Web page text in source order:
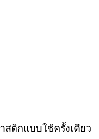
ติกแบบใช้ครั้งเดียว